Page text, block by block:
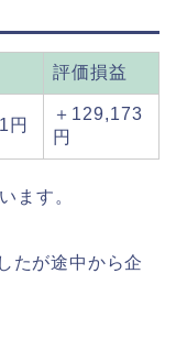
評価損益
円
＋129,173
円
ます。
たが途中から企